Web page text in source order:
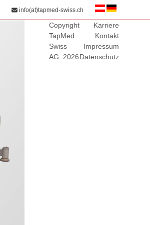
info(at)tapmed-swiss.ch
Copyright
TapMed
Swiss
AG. 2026
Karriere
Kontakt
Impressum
Datenschutz